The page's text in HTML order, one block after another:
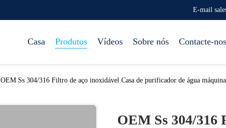
E-mail
Casa Produtos Vídeos Sobre nós Contacte-nos
OEM Ss 304/316 Filtro de aço inoxidável Casa de purificador de água
OEM Ss 304/316